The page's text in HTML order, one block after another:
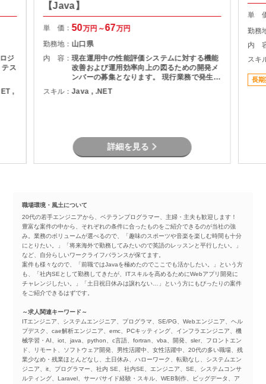
ジ
ス
,
【Java】
単 価：50万円～67万円
勤務地： 山口県
内 容：現在運用中の性能評価システムに対する機能
改善および運用効率向上の図るための開発メ
ンバーの募集となります。 現行業務で発生し
ている課題を整理し、機能追加を実現しま
す。
スキル：Java , .NET
詳細を見る
単
勤務
内
スキ
長期
職場環境・風土について
20代の若手エンジニアから、ベテランプログラマー、主婦・主夫も歓迎します！
豊富な案件の中から、それぞれの条件に合ったものをご紹介できるのが当社の強
み。業務のボリュームが選べるので、「趣味のスポーツや音楽を楽しむ時間も十分
にとりたい。」「将来海外で勤務してみたいので英語のレッスンと平行したい。」
など、自分らしいワークライフバランスが保てます。
案件も様々なので、「前職ではJavaを極めたのでここでも活かしたい。」という方
も、「社内SEとして勤務してきたが、ITスキルを高めるためにWebアプリ開発に
チャレンジしたい。」「土日祝日休みは譲れない…」という方にもぴったりの案件
をご紹介できるはずです。
～求人関連キーワード～
ITエンジニア、システムエンジニア、プログラマ、SE/PG、Webエンジニア、ヘル
プデスク、cae解析エンジニア、emc、PCキッティング、インフラエンジニア、機
械学習・AI、iot、java、python、c言語、fortran、vba、開発、sler、フロントエン
ド、リモート、ソフトウェア開発、男性活躍中、女性活躍中、20代の多い職場、残
業少なめ・残業ほとんどなし、土日休み、ハローワーク、転勤なし、システムエン
ジニア、it、プログラマー、社内 SE、社内SE、エンジニア、SE、システムコンサ
ルティング、Laravel、サーバサイド経験・スキル、WEB制作、ビッグデータ、ア